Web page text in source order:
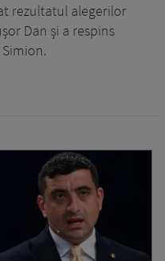
rezultatul alegerilor
Dan și a respins